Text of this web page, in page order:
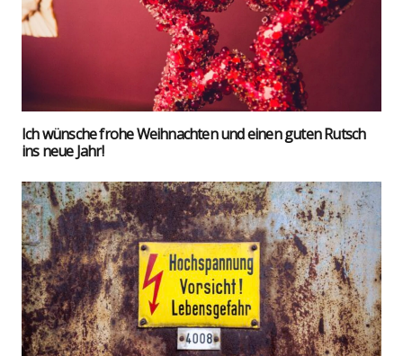
Ich wün­sche fro­he Weih­nach­ten und einen guten Rutsch
ins neue Jahr!